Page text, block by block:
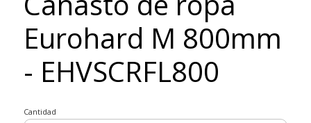
Eurohard M 800mm
- EHVSCRFL800
Cantidad